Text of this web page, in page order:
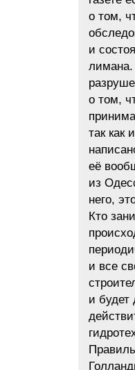
о том,
и
о том,
так как
её
из
него,
Кто
и все
и будет